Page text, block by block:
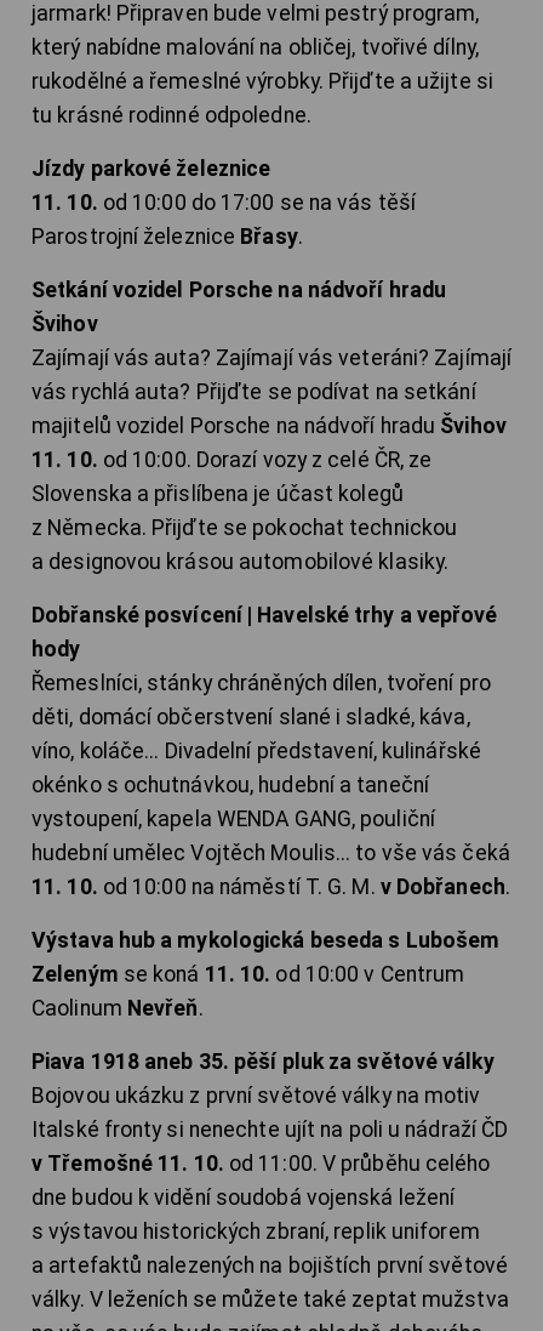
jarmark! Připraven bude velmi pestrý program,
který nabídne malování na obličej, tvořivé dílny,
rukodělné a řemeslné výrobky. Přijďte a užijte si
tu krásné rodinné odpoledne.
Jízdy parkové železnice
11. 10. od 10:00 do 17:00 se na vás těší
Parostrojní železnice Břasy.
Setkání vozidel Porsche na nádvoří hradu
Švihov
Zajímají vás auta? Zajímají vás veteráni? Zajímají
vás rychlá auta? Přijďte se podívat na setkání
majitelů vozidel Porsche na nádvoří hradu Švihov
11. 10. od 10:00. Dorazí vozy z celé ČR, ze
Slovenska a přislíbena je účast kolegů
z Německa. Přijďte se pokochat technickou
a designovou krásou automobilové klasiky.
Dobřanské posvícení | Havelské trhy a vepřové
hody
Řemeslníci, stánky chráněných dílen, tvoření pro
děti, domácí občerstvení slané i sladké, káva,
víno, koláče... Divadelní představení, kulinářské
okénko s ochutnávkou, hudební a taneční
vystoupení, kapela WENDA GANG, pouliční
hudební umělec Vojtěch Moulis... to vše vás čeká
11. 10. od 10:00 na náměstí T. G. M. v Dobřanech.
Výstava hub a mykologická beseda s Lubošem
Zeleným se koná 11. 10. od 10:00 v Centrum
Caolinum Nevřeň.
Piava 1918 aneb 35. pěší pluk za světové války
Bojovou ukázku z první světové války na motiv
Italské fronty si nenechte ujít na poli u nádraží ČD
v Třemošné 11. 10. od 11:00. V průběhu celého
dne budou k vidění soudobá vojenská ležení
s výstavou historických zbraní, replik uniforem
a artefaktů nalezených na bojištích první světové
války. V leženích se můžete také zeptat mužstva